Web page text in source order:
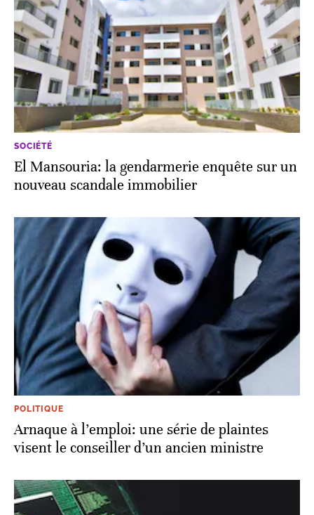
SOCIÉTÉ
El Mansouria: la gendarmerie enquête sur un
nouveau scandale immobilier
POLITIQUE
Arnaque à l’emploi: une série de plaintes
visent le conseiller d’un ancien ministre